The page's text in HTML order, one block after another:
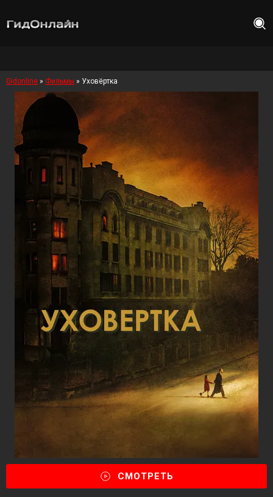
Gidonline » Фильмы » Уховёртка
СМОТРЕТЬ